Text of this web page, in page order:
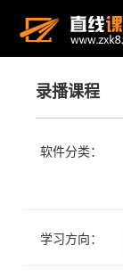
录播课程
软件分类：
学习方向：